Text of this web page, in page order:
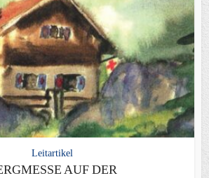
Leitartikel
AUF DER